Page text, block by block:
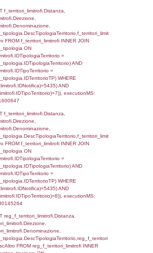
SELECT
'; ') AS DescAltro,
INNER JOIN
=
=
)
= 5435 ) AND
= 1)
0.080184936523438
SELECT f_territori_limitrofi.Distanza,
INNER JOIN